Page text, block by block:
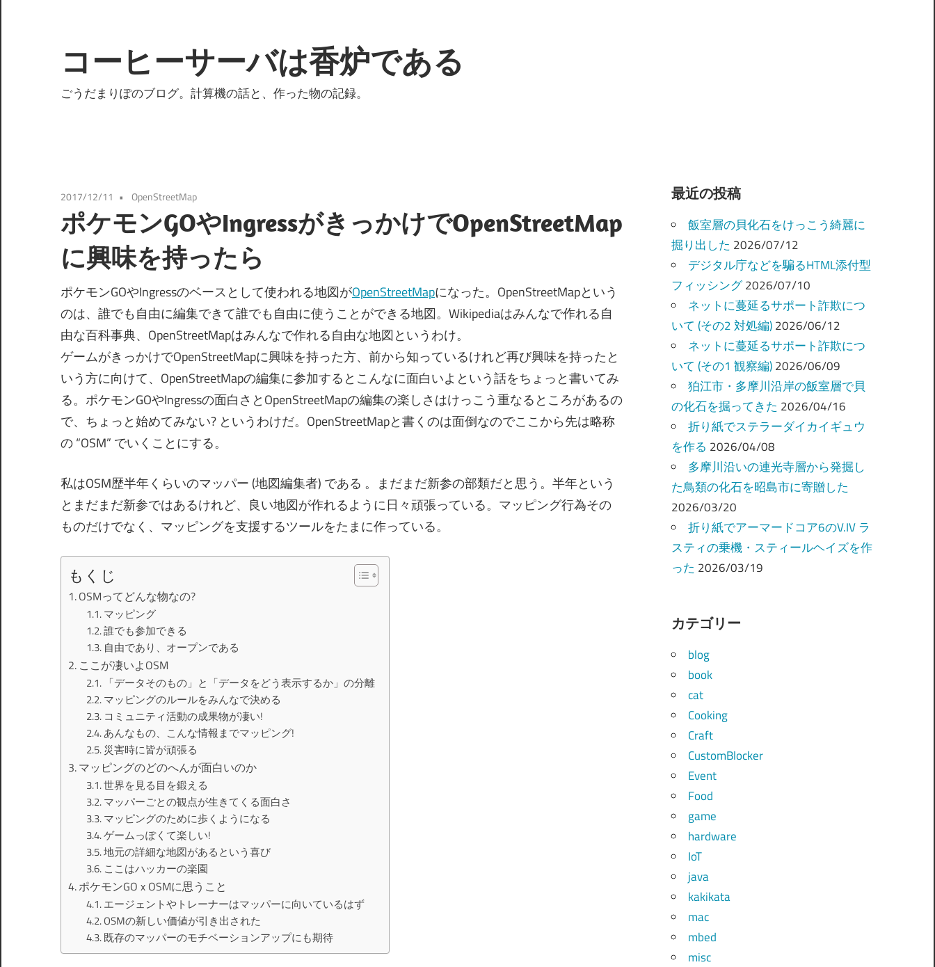
テ
ン
ツ
プ
コーヒーサーバは香炉である
ごうだまりぽのブログ。計算機の話と、作った物の記録。
2017/12/11 OpenStreetMap
ポケモンGOやIngressがきっかけでOpenStreetMap
に興味を持ったら
ポケモンGOやIngressのベースとして使われる地図がOpenStreetMapになった。OpenStreetMapという
のは、誰でも自由に編集できて誰でも自由に使うことができる地図。Wikipediaはみんなで作れる自
由な百科事典、OpenStreetMapはみんなで作れる自由な地図というわけ。
ゲームがきっかけでOpenStreetMapに興味を持った方、前から知っているけれど再び興味を持ったと
いう方に向けて、OpenStreetMapの編集に参加するとこんなに面白いよという話をちょっと書いてみ
る。ポケモンGOやIngressの面白さとOpenStreetMapの編集の楽しさはけっこう重なるところがあるの
で、ちょっと始めてみない? というわけだ。OpenStreetMapと書くのは面倒なのでここから先は略称
の “OSM” でいくことにする。
私はOSM歴半年くらいのマッパー (地図編集者) である 。まだまだ新参の部類だと思う。半年という
とまだまだ新参ではあるけれど、良い地図が作れるように日々頑張っている。マッピング行為その
ものだけでなく、マッピングを支援するツールをたまに作っている。
もくじ
OSMってどんな物なの?
マッピング
誰でも参加できる
自由であり、オープンである
ここが凄いよOSM
「データそのもの」と「データをどう表示するか」の分離
マッピングのルールをみんなで決める
コミュニティ活動の成果物が凄い!
あんなもの、こんな情報までマッピング!
災害時に皆が頑張る
マッピングのどのへんが面白いのか
世界を見る目を鍛える
マッパーごとの観点が生きてくる面白さ
マッピングのために歩くようになる
ゲームっぽくて楽しい!
地元の詳細な地図があるという喜び
ここはハッカーの楽園
ポケモンGO x OSMに思うこと
エージェントやトレーナーはマッパーに向いているはず
OSMの新しい価値が引き出された
既存のマッパーのモチベーションアップにも期待
最近の投稿
飯室層の貝化石をけっこう綺麗に
掘り出した 2026/07/12
デジタル庁などを騙るHTML添付型
フィッシング 2026/07/10
ネットに蔓延るサポート詐欺につ
いて (その2 対処編) 2026/06/12
ネットに蔓延るサポート詐欺につ
いて (その1 観察編) 2026/06/09
狛江市・多摩川沿岸の飯室層で貝
の化石を掘ってきた 2026/04/16
折り紙でステラーダイカイギュウ
を作る 2026/04/08
多摩川沿いの連光寺層から発掘し
た鳥類の化石を昭島市に寄贈した
2026/03/20
折り紙でアーマードコア6のV.IV ラ
スティの乗機・スティールヘイズを作
った 2026/03/19
カテゴリー
blog
book
cat
Cooking
Craft
CustomBlocker
Event
Food
game
hardware
IoT
java
kakikata
mac
mbed
misc